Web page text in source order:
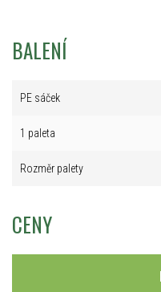
BALENÍ
PE sáček
1 paleta
Rozměr palety
CENY